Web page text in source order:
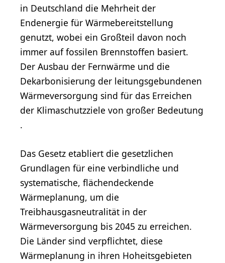
in Deutschland die Mehrheit der
Endenergie für Wärmebereitstellung
genutzt, wobei ein Großteil davon noch
immer auf fossilen Brennstoffen basiert.
Der Ausbau der Fernwärme und die
Dekarbonisierung der leitungsgebundenen
Wärmeversorgung sind für das Erreichen
der Klimaschutzziele von großer Bedeutung​​
.
Das Gesetz etabliert die gesetzlichen
Grundlagen für eine verbindliche und
systematische, flächendeckende
Wärmeplanung, um die
Treibhausgasneutralität in der
Wärmeversorgung bis 2045 zu erreichen​​.
Die Länder sind verpflichtet, diese
Wärmeplanung in ihren Hoheitsgebieten